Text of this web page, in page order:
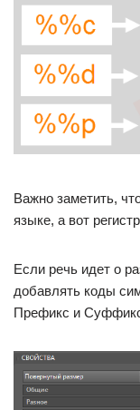
Важно заметить,
языке, а вот
Если речь идет о
добавлять коды
Префикс и